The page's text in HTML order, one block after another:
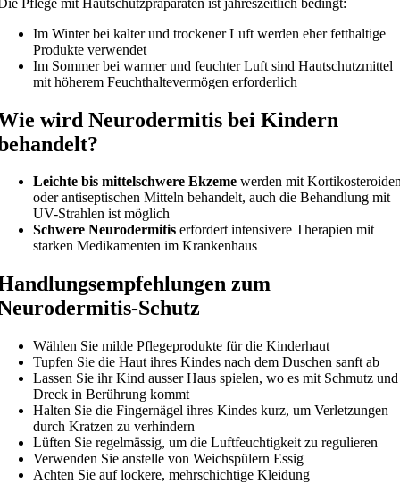
Im Winter bei kalter und trockener Luft werden eher fetthaltige
Produkte verwendet
Im Sommer bei warmer und feuchter Luft sind Hautschutzmittel
mit höherem Feuchthaltevermögen erforderlich
wird Neurodermitis bei Kindern
Leichte bis mittelschwere Ekzeme werden mit
oder antiseptischen Mitteln behandelt, auch die Behandlung mit
UV-Strahlen ist möglich
Schwere Neurodermitiserfordert intensivere Therapien mit
starken Medikamenten im Krankenhaus
zum
Schutz
Wählen Sie milde Pflegeprodukte für die Kinderhaut
Tupfen Sie die Haut ihres Kindes nach dem Duschen sanft ab
Lassen Sie ihr Kind ausser Haus spielen, wo es mit Schmutz und
Dreck in Berührung kommt
Halten Sie die Fingernägel ihres Kindes kurz, um Verletzungen
durch Kratzen zu verhindern
Lüften Sie regelmässig, um die Luftfeuchtigkeit zu regulieren
Verwenden Sie anstelle von Weichspülern Essig
Achten Sie auf lockere, mehrschichtige Kleidung